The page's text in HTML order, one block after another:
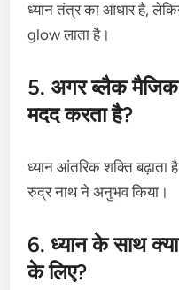
ध्यान तंत्र का आधार है,
glow लाता है।
5. अगर ब्लैक मैजिक
मदद करता है?
ध्यान आंतरिक शक्ति बढ़ाता
रुद्र नाथ ने अनुभव किया।
6. ध्यान के साथ
के लिए?